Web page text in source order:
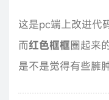
这是pc端上改进代
而红色框框圈起来
是不是觉得有些臃